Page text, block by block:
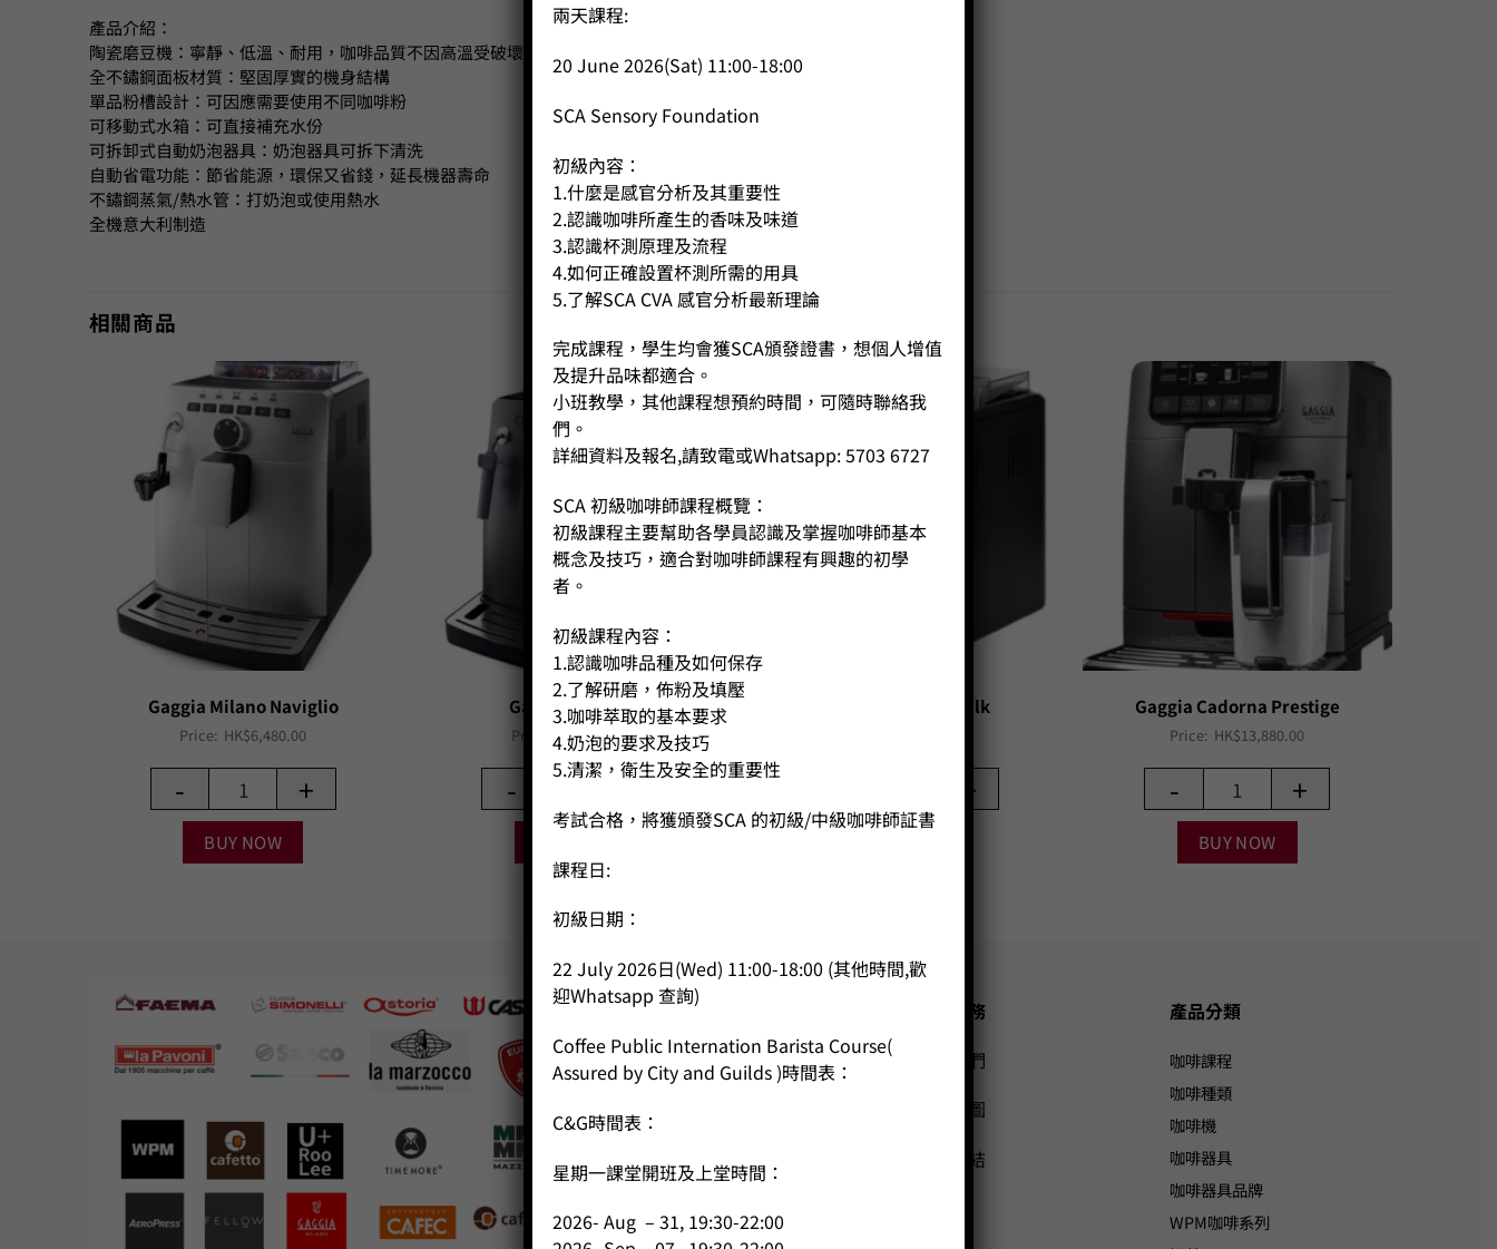
產品介紹：
陶瓷磨豆機：寧靜、低溫、耐用，咖啡品質不因高溫受破壞
全不鏽鋼面板材質：堅固厚實的機身結構
單品粉槽設計：可因應需要使用不同咖啡粉
可移動式水箱：可直接補充水份
可拆卸式自動奶泡器具：奶泡器具可拆下清洗
自動省電功能：節省能源，環保又省錢，延長機器壽命
不鏽鋼蒸氣/熱水管：打奶泡或使用熱水
全機意大利制造
相關商品
Gaggia Milano Naviglio
Price: HK$6,480.00
- +
BUY NOW
Gaggia Naviglio
Price: HK$6,480.00
- +
Gaggia Naviglio Milk
+
Gaggia Cadorna Prestige
Price: HK$13,880.00
- +
BUY NOW
公司
主頁
關於我們
課程/工作坊
客戶服務
聯絡我們
網站地圖
友站連結
產品分類
咖啡課程
咖啡種類
咖啡機
咖啡器具
咖啡器具品牌
WPM咖啡系列
兩天課程:
20 June 2026(Sat) 11:00-18:00
SCA Sensory Foundation
初級內容：
1.什麼是感官分析及其重要性
2.認識咖啡所產生的香味及味道
3.認識杯測原理及流程
4.如何正確設置杯測所需的用具
5.了解SCA CVA 感官分析最新理論
完成課程，學生均會獲SCA頒發證書，想個人增值
及提升品味都適合。
小班教學，其他課程想預約時間，可隨時聯絡我
們。
詳細資料及報名,請致電或Whatsapp: 5703 6727
SCA 初級咖啡師課程概覽：
初級課程主要幫助各學員認識及掌握咖啡師基本
概念及技巧，適合對咖啡師課程有興趣的初學
者。
初級課程內容：
1.認識咖啡品種及如何保存
2.了解研磨，佈粉及填壓
3.咖啡萃取的基本要求
4.奶泡的要求及技巧
5.清潔，衛生及安全的重要性
考試合格，將獲頒發SCA 的初級/中級咖啡師証書
課程日:
初級日期：
22 July 2026日(Wed) 11:00-18:00 (其他時間,歡
迎Whatsapp 查詢)
Coffee Public Internation Barista Course(
Assured by City and Guilds )時間表：
C&G時間表：
星期一課堂開班及上堂時間：
2026- Aug – 31, 19:30-22:00